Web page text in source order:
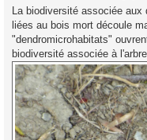
La biodiversité associée
liées au bois mort découle
"dendromicrohabitats"
biodiversité associée à